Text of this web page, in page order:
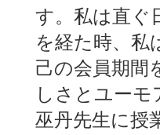
す。私は直ぐ
を経た時、私
己の会員期間
しさとユー
巫丹先生に授